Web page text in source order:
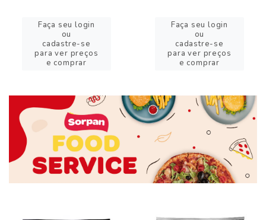
Faça seu login
ou
cadastre-se
para ver preços
e comprar
Faça seu login
ou
cadastre-se
para ver preços
e comprar